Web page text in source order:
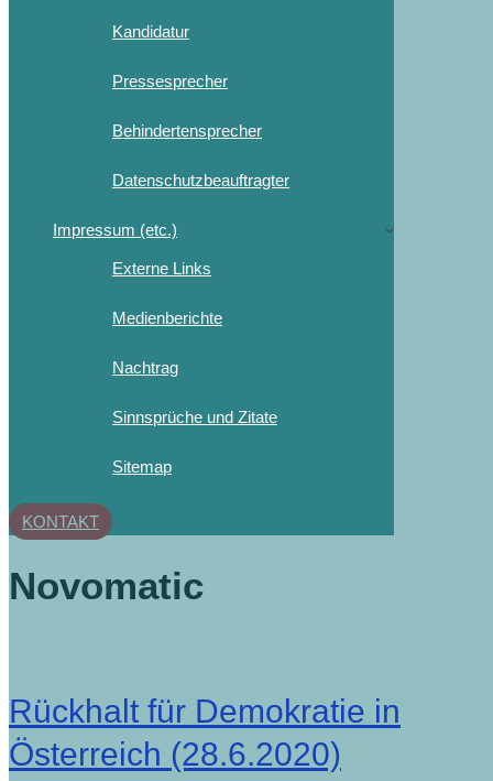
Kandidatur
Pressesprecher
Behindertensprecher
Datenschutzbeauftragter
Impressum (etc.)
Externe Links
Medienberichte
Nachtrag
Sinnsprüche und Zitate
Sitemap
KONTAKT
Novomatic
Rückhalt für Demokratie in
Österreich (28.6.2020)